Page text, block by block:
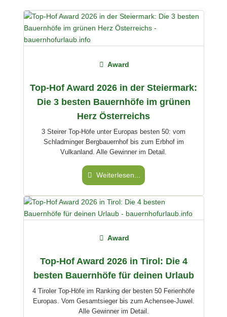
Top-Hof Award 2026 in der Steiermark:
Die 3 besten Bauernhöfe im grünen
Herz Österreichs
Award
3 Steirer Top-Höfe unter Europas besten 50: vom
Schladminger Bergbauernhof bis zum Erbhof im
Vulkanland. Alle Gewinner im Detail.
Weiterlesen...
Top-Hof Award 2026 in Tirol: Die 4
besten Bauernhöfe für deinen Urlaub
Award
4 Tiroler Top-Höfe im Ranking der besten 50 Ferienhöfe
Europas. Vom Gesamtsieger bis zum Achensee-Juwel.
Alle Gewinner im Detail.